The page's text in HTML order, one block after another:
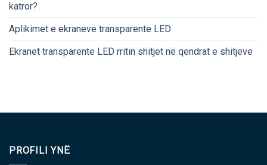
katror?
Aplikimet e ekraneve transparente LED
Ekranet transparente LED rritin shitjet në qendrat e shitjeve
PROFILI YNË